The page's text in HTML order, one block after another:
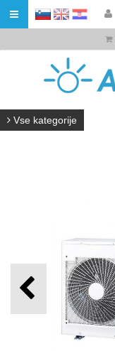
HR
Vse kategorije